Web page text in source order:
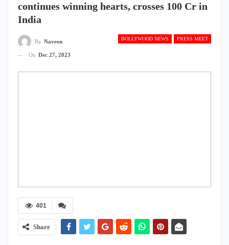
continues winning hearts, crosses 100 Cr in
India
BOLLYWOOD NEWS PRESS MEET
By Naveen
On Dec 27, 2023
401
Share